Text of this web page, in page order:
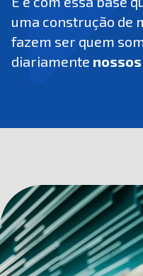
uma construção de
fazem ser quem
diariamente